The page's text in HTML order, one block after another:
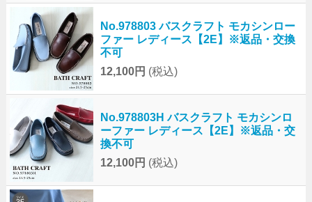
No.978803 バスクラフト モカシンロー
ファー レディース【2E】※返品・交換
不可
12,100円 (税込)
No.978803H バスクラフト モカシンロ
ーファー レディース【2E】※返品・交
換不可
12,100円 (税込)